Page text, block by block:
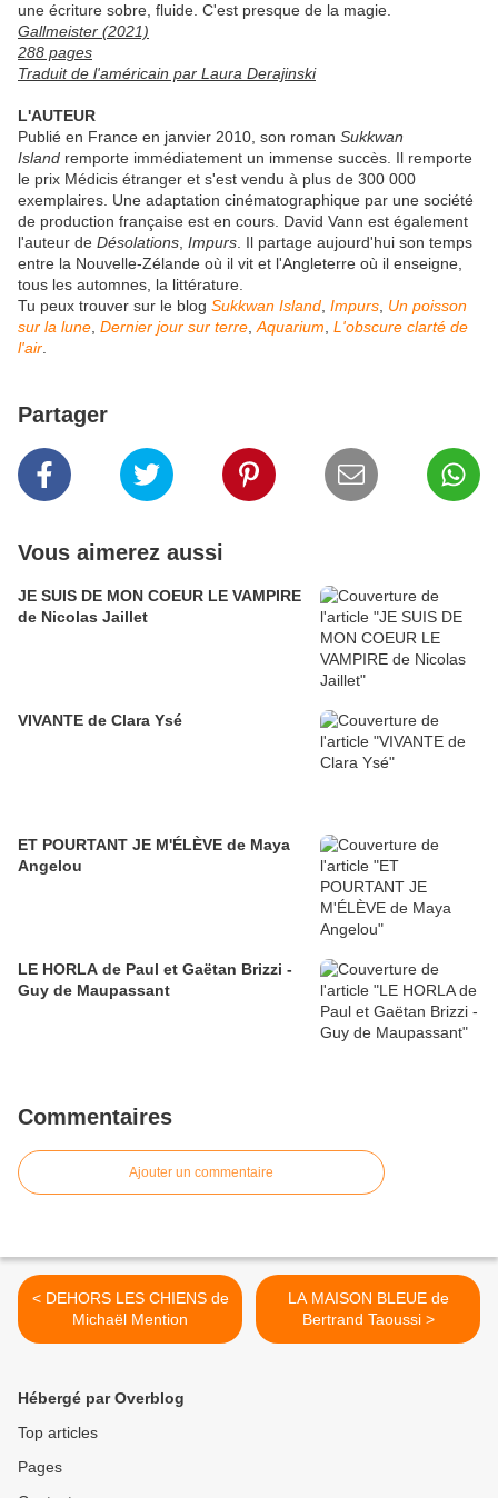
une écriture sobre, fluide. C'est presque de la magie.
Gallmeister (2021)
288 pages
Traduit de l'américain par Laura Derajinski
L'AUTEUR
Publié en France en janvier 2010, son roman Sukkwan
Island remporte immédiatement un immense succès. Il remporte
le prix Médicis étranger et s'est vendu à plus de 300 000
exemplaires. Une adaptation cinématographique par une société
de production française est en cours. David Vann est également
l'auteur de Désolations Impurs . Il partage aujourd'hui son temps
entre la Nouvelle-Zélande où il vit et l'Angleterre où il enseigne,
tous les automnes, la littérature.
Tu peux trouver sur le blog Sukkwan Island Impurs Un poisson
sur la lune Dernier jour sur terre Aquarium L'obscure clarté de
l'air
Partager
Vous aimerez aussi
JE SUIS DE MON COEUR LE VAMPIRE
de Nicolas Jaillet
VIVANTE de Clara Ysé
ET POURTANT JE M'ÉLÈVE de Maya
Angelou
LE HORLA de Paul et Gaëtan Brizzi -
Guy de Maupassant
Commentaires
Ajouter un commentaire
< DEHORS LES CHIENS de
Michaël Mention
LA MAISON BLEUE de
Bertrand Taoussi >
Hébergé par Overblog
Top articles
Pages